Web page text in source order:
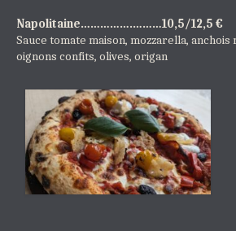
Napolitaine…………….………10,5/12,5 €
Sauce tomate maison, mozzarella,
oignons confits, olives, origan